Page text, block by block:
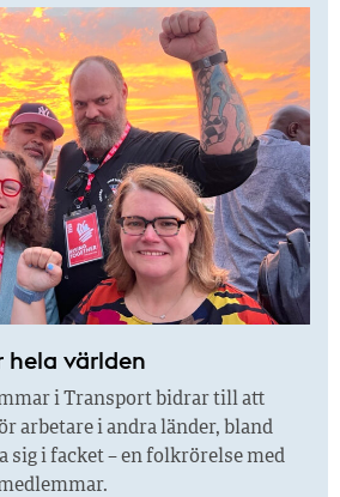
världen
i Transport bidrar till att
arbetare i andra länder, bland
sig i facket – en folkrörelse med